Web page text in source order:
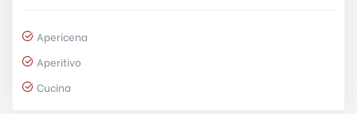
Apericena
Aperitivo
Cucina